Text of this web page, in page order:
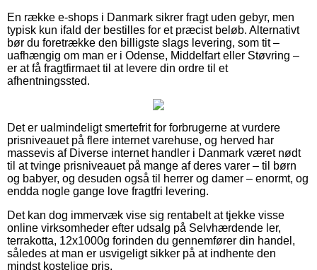
En række e-shops i Danmark sikrer fragt uden gebyr, men
typisk kun ifald der bestilles for et præcist beløb. Alternativt
bør du foretrække den billigste slags levering, som tit –
uafhængig om man er i Odense, Middelfart eller Støvring –
er at få fragtfirmaet til at levere din ordre til et
afhentningssted.
Det er ualmindeligt smertefrit for forbrugerne at vurdere
prisniveauet på flere internet varehuse, og herved har
massevis af Diverse internet handler i Danmark været nødt
til at tvinge prisniveauet på mange af deres varer – til børn
og babyer, og desuden også til herrer og damer – enormt, og
endda nogle gange love fragtfri levering.
Det kan dog immervæk vise sig rentabelt at tjekke visse
online virksomheder efter udsalg på Selvhærdende ler,
terrakotta, 12x1000g forinden du gennemfører din handel,
således at man er usvigeligt sikker på at indhente den
mindst kostelige pris.